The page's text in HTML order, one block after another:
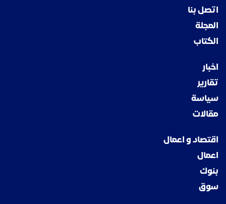
اتصل بنا
المجلة
الكتاب
اخبار
تقارير
سياسة
مقالات
اقتصاد و اعمال
اعمال
بنوك
سوق